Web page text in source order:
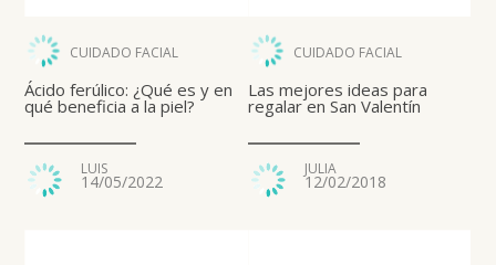
CUIDADO FACIAL
Ácido ferúlico: ¿Qué es y en
qué beneficia a la piel?
LUIS
14/05/2022
CUIDADO FACIAL
Las mejores ideas para
regalar en San Valentín
JULIA
12/02/2018